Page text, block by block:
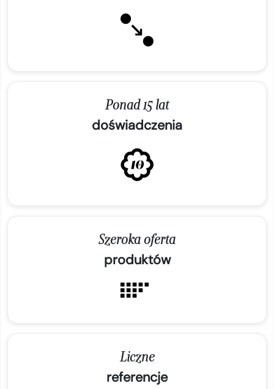
Ponad 15 lat
doświadczenia
Szeroka oferta
produktów
Liczne
referencje